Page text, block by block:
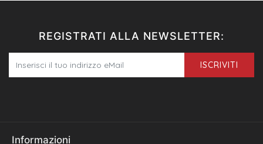
REGISTRATI ALLA NEWSLETTER:
ISCRIVITI
Informazioni